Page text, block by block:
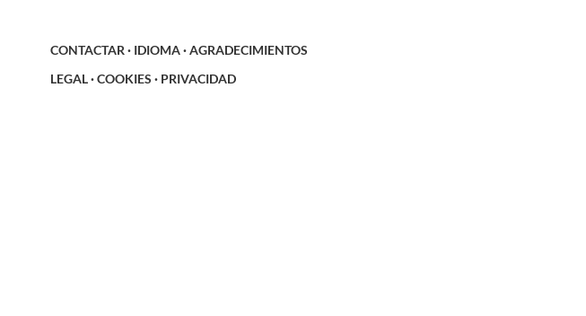
CONTACTAR · IDIOMA·AGRADECIMIENTOS
LEGAL·COOKIES · PRIVACIDAD